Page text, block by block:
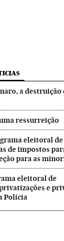
a destruição
ressurreição
eleitoral de
de impostos
para as
eleitoral de
e
Polícia